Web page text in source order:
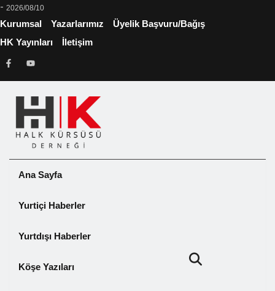
- 2026/08/10
Kurumsal Yazarlarımız
Üyelik Başvuru/Bağış
HK Yayınları
İletişim
Ana Sayfa
Yurtiçi Haberler
Yurtdışı Haberler
Köşe Yazıları